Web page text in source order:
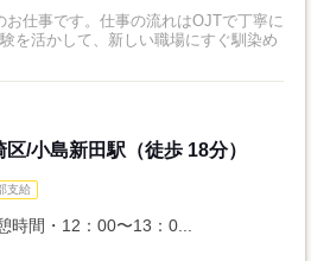
お仕事です。仕事の流れはOJTで丁寧に
を活かして、新しい職場にすぐ馴染め
/小島新田駅（徒歩 18分）
支給
時間・12：00〜13：0...